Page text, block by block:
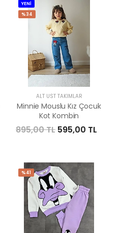
YENİ
%34
ALT ÜST TAKIMLAR
Minnie Mouslu Kız Çocuk
Kot Kombin
895,00 TL 595,00 TL
%41